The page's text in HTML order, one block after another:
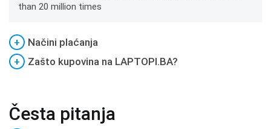
than 20 million times
+
Načini plaćanja
+
Zašto kupovina na LAPTOPI.BA?
Česta pitanja